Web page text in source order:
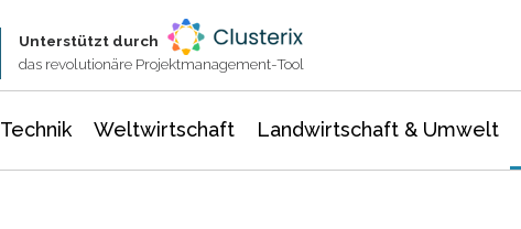
Unterstützt durch
das revolutionäre Projektmanagement-Tool
Technik Weltwirtschaft Landwirtschaft & Umwelt